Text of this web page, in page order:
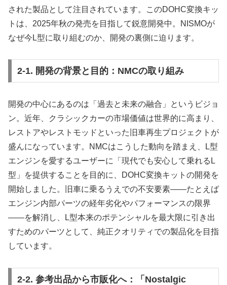
された製品として注目されています。このDOHC変換キッ
トは、2025年秋の発売を目指して鋭意開発中。NISMOが
なぜ今L型に取り組むのか、開発の裏側に迫ります。
2-1. 開発の背景と目的：NMCの取り組み
開発の中心にあるのは「過去と未来の融合」というビジョ
ン。近年、クラシックカーの市場価値は世界的に高まり、
レストアやレストモッドといった旧車再生プロジェクトが
盛んになっています。NMCはこうした動向を踏まえ、L型
エンジンを愛するユーザーに「現代でも安心して乗れるL
型」を提供することを目的に、DOHC変換キットの開発を
開始しました。旧車に乗るうえでの不安要素——たとえば
エンジン内部パーツの経年劣化やパフォーマンスの限界
——を解消し、L型本来のポテンシャルを最大限に引き出
すためのパーツとして、純正クオリティでの製品化を目指
しています。
2-2. 参考出品から市販化へ：「Nostalgic